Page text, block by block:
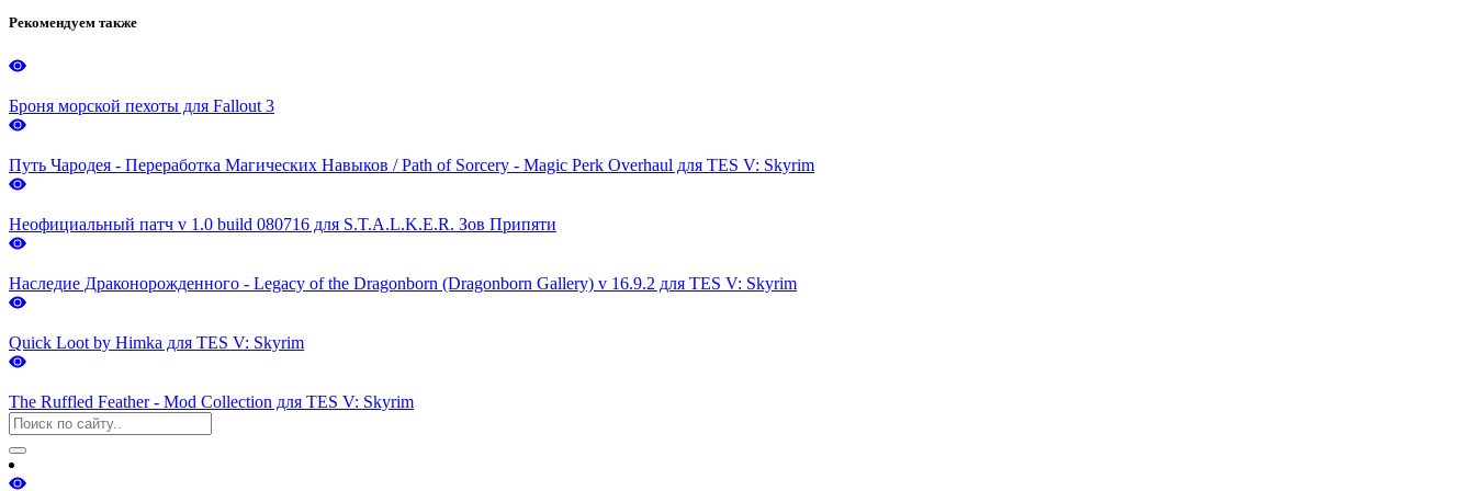
Рекомендуем также
Броня морской пехоты для Fallout 3
Путь Чародея - Переработка Магических Навыков / Path of Sorcery - Magic Perk Overhaul для TES V: Skyrim
Неофициальный патч v 1.0 build 080716 для S.T.A.L.K.E.R. Зов Припяти
Наследие Драконорожденного - Legacy of the Dragonborn (Dragonborn Gallery) v 16.9.2 для TES V: Skyrim
Quick Loot by Himka для TES V: Skyrim
The Ruffled Feather - Mod Collection для TES V: Skyrim